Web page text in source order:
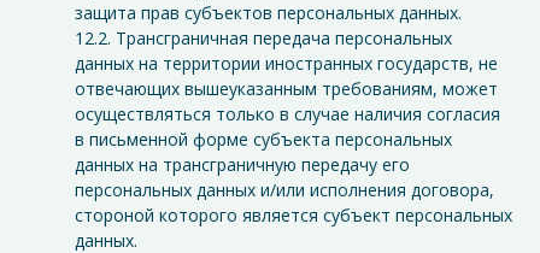
защита прав субъектов персональных данных.
12.2. Трансграничная передача персональных
данных на территории иностранных государств, не
отвечающих вышеуказанным требованиям, может
осуществляться только в случае наличия согласия
в письменной форме субъекта персональных
данных на трансграничную передачу его
персональных данных и/или исполнения договора,
стороной которого является субъект персональных
данных.